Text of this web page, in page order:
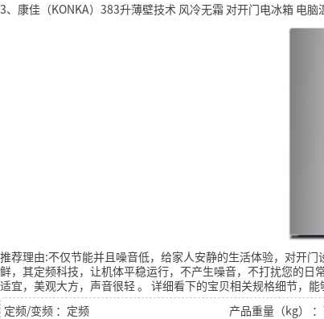
3、康佳（KONKA）383升薄壁技术 风冷无霜 对开门电冰箱 电脑
推荐理由:不仅节能并且噪音低，给家人安静的生活体验，对开
鲜，其定频科技，让机体平稳运行，不产生噪音，不打扰您的日
适宜，美观大方，声音很轻。 详细看下的宝贝相关规格细节，能
定频/变频 ：定频
产品重量（kg）